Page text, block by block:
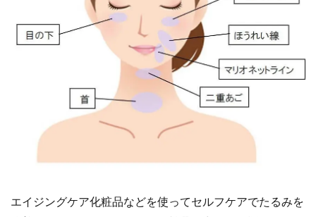
エイジングケア化粧品などを使ってセルフケアでたるみを